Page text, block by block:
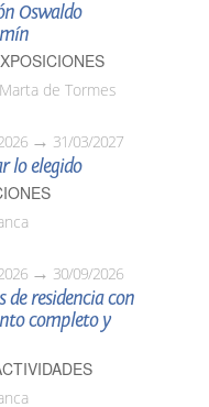
Oswaldo
de Tormes
31/03/2027
lo elegido
30/09/2026
de residencia con
completo y